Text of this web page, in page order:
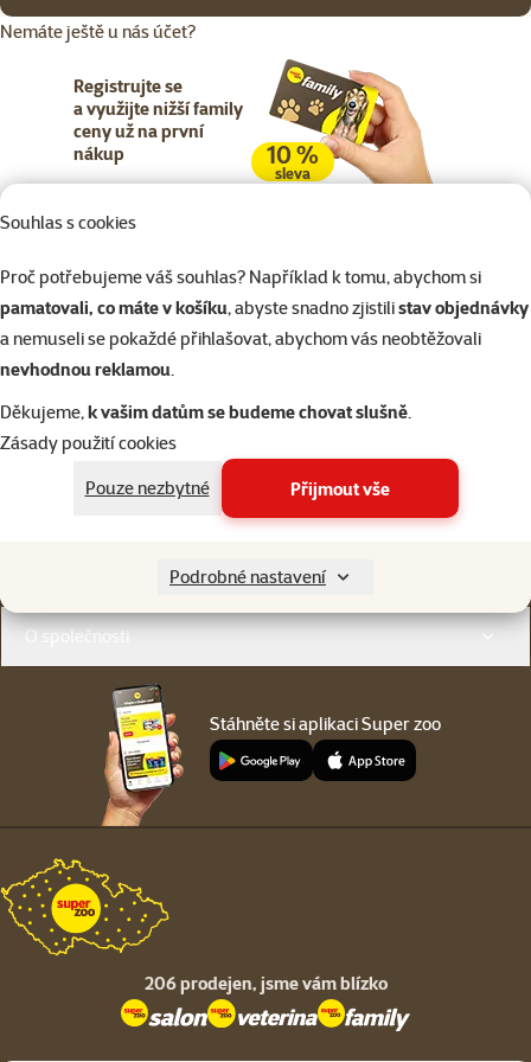
Souhlas s cookies
Proč potřebujeme váš souhlas? Například k tomu, abychom si
pamatovali, co máte v košíku, abyste snadno zjistilistav objednávky
a nemuseli se pokaždé přihlašovat, abychom vás neobtěžovali
nevhodnou reklamou.
Děkujeme,k vašim datům se budeme chovat slušně.
Zásady použití cookies
Pouze nezbytné
Přijmout vše
Podrobné nastavení
Nemáte ještě u nás účet?
Registrujte se
a využijte nižší family
ceny už na první
nákup
10 %
sleva
Napište nám
neboWhatsApp jsme vám blízko
O společnosti
Stáhněte si aplikaci Super zoo
206 prodejen, jsme vám blízko